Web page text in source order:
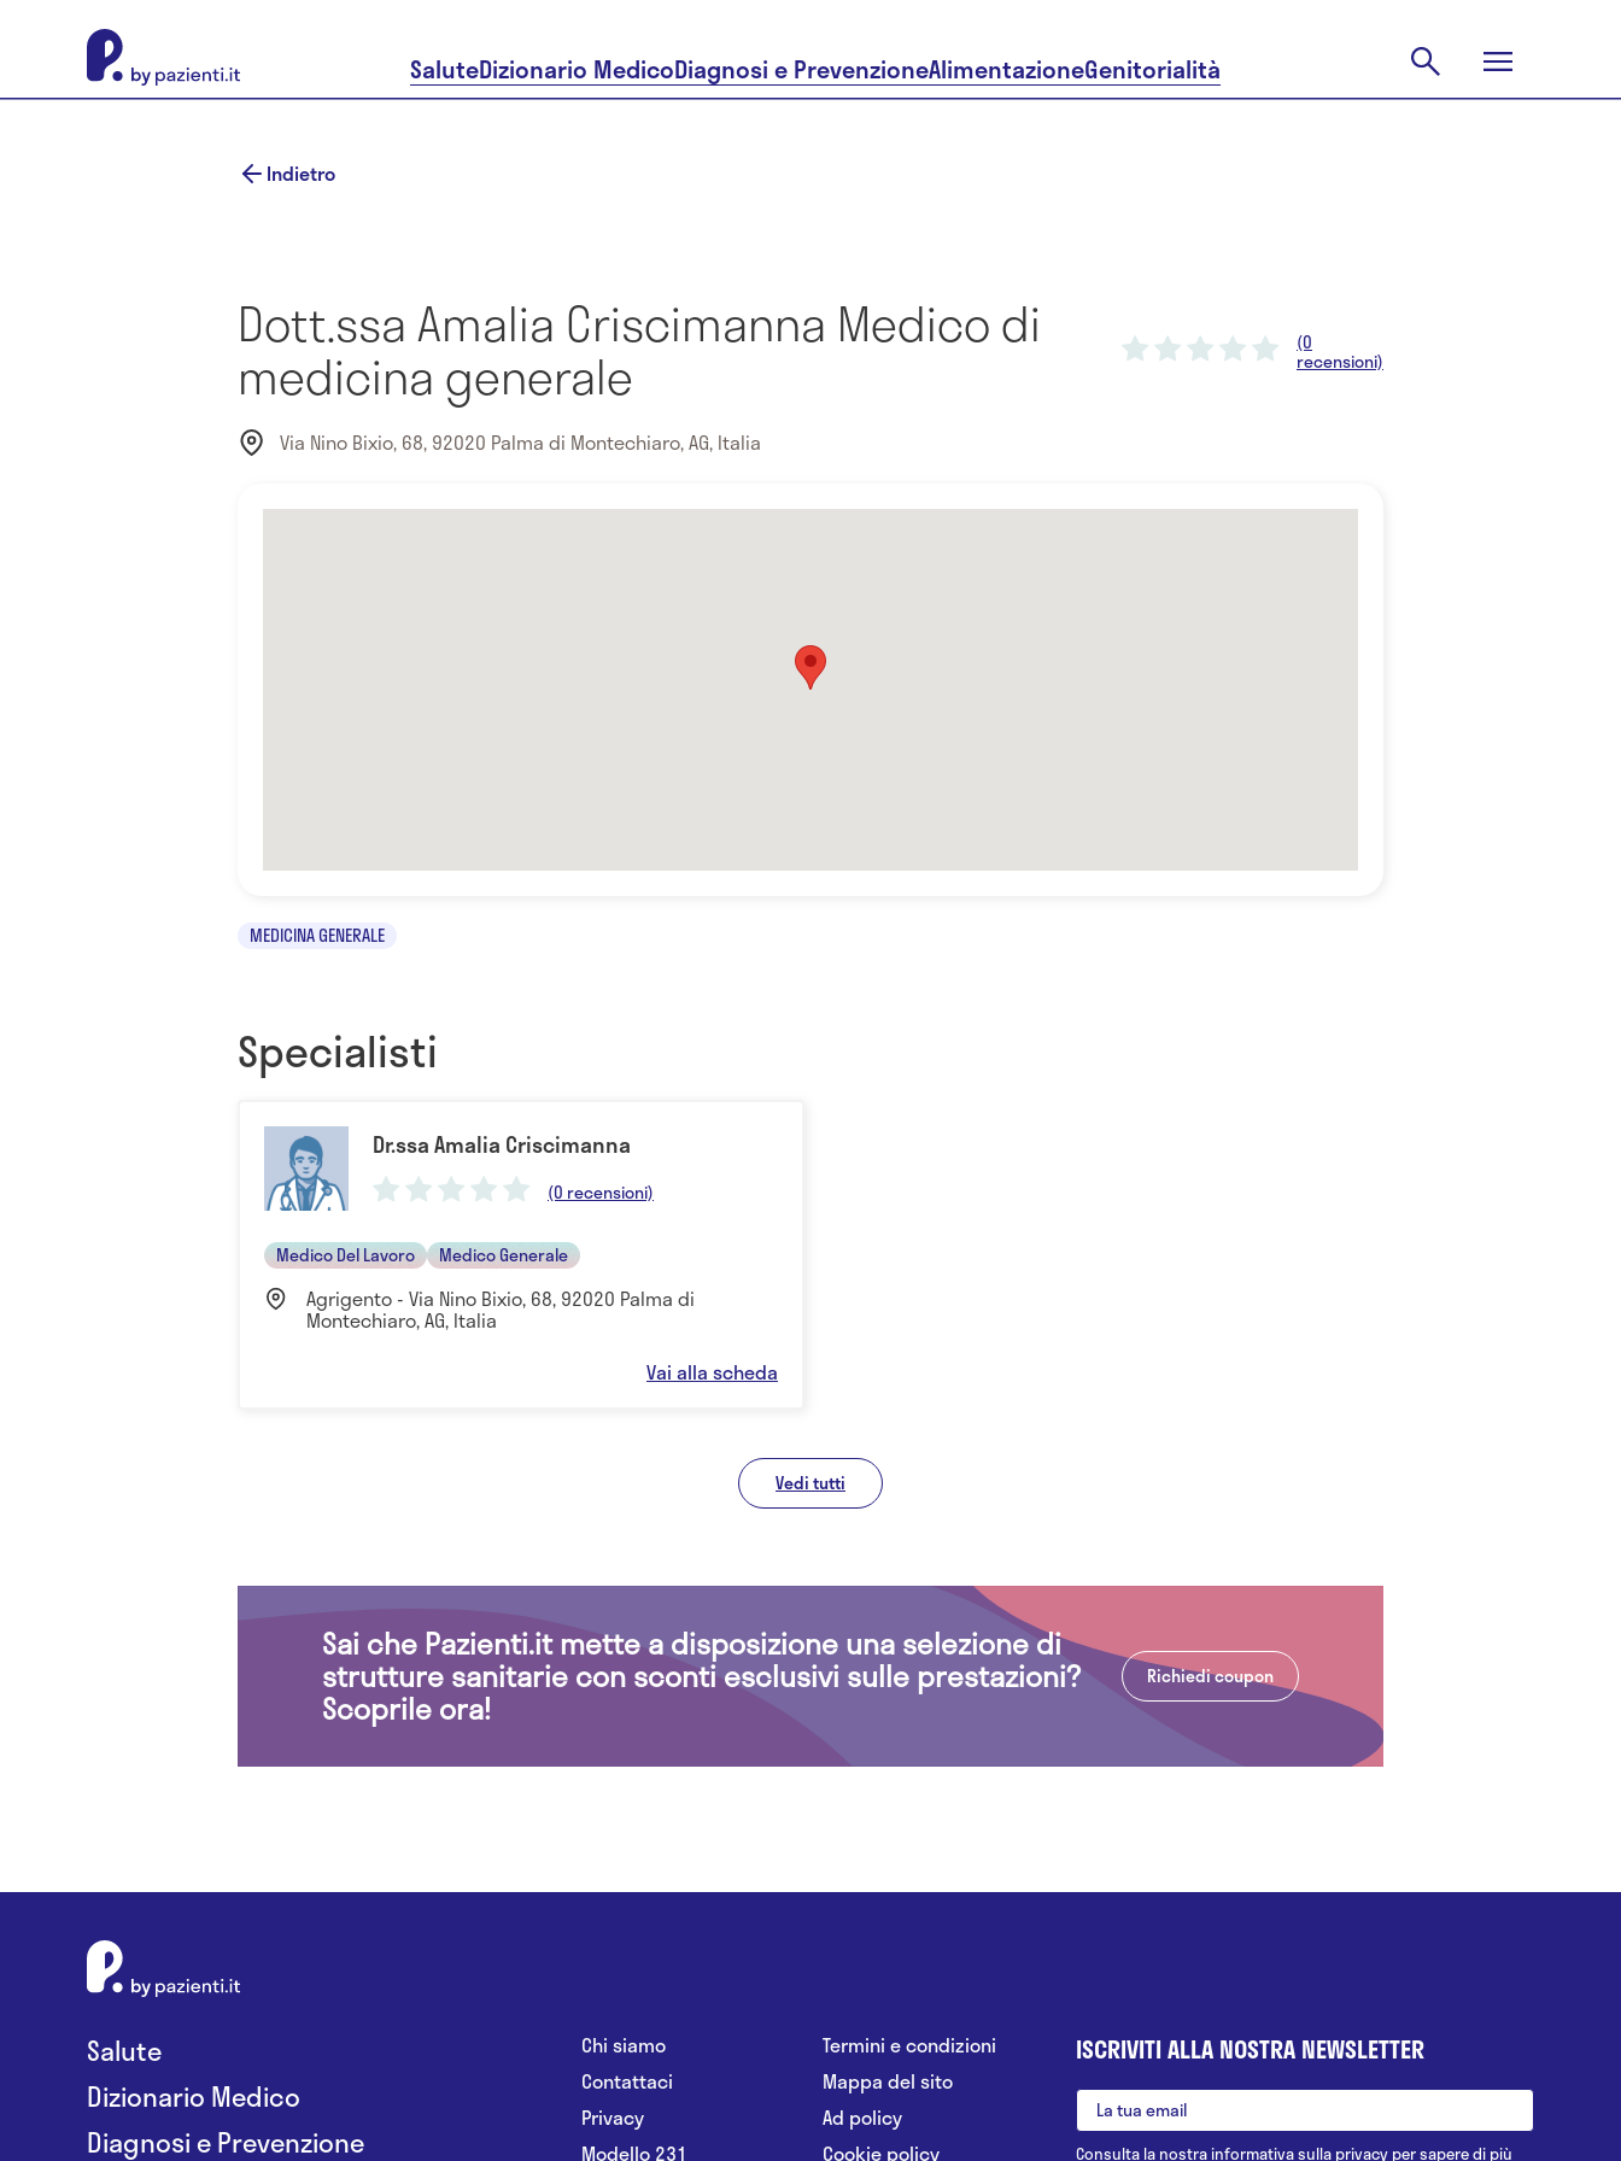
SaluteDizionario MedicoDiagnosi e PrevenzioneAlimentazioneGenitorialità
Indietro
Dott.ssa Amalia Criscimanna Medico di
medicina generale (0
recensioni)
Via Nino Bixio, 68, 92020 Palma di Montechiaro, AG, Italia
MEDICINA GENERALE
Specialisti
Dr.ssa Amalia Criscimanna
(0 recensioni)
Medico Del Lavoro Medico Generale
Agrigento - Via Nino Bixio, 68, 92020 Palma di
Montechiaro, AG, Italia
Vai alla scheda
Vedi tutti
Sai che Pazienti.it mette a disposizione una selezione di
strutture sanitarie con sconti esclusivi sulle prestazioni?
Scoprile ora!
Richiedi coupon
Salute
Dizionario Medico
Diagnosi e Prevenzione
Chi siamo
Contattaci
Privacy
Modello 231
Termini e condizioni
Mappa del sito
Ad policy
Cookie policy
ISCRIVITI ALLA NOSTRA NEWSLETTER
Consulta la nostrainformativa sulla privacy per sapere di più